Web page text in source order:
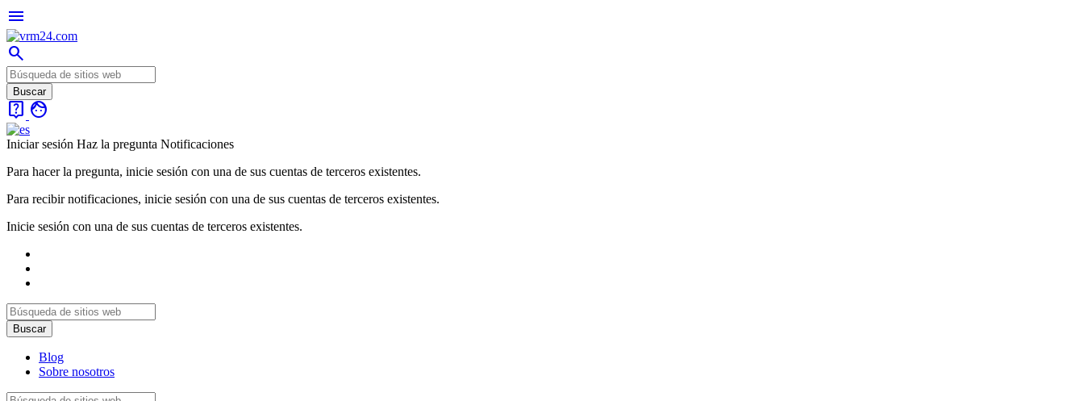
menu
search
live_help face
Iniciar sesión Haz la pregunta Notificaciones
Para hacer la pregunta, inicie sesión con una de sus cuentas de terceros existentes.
Para recibir notificaciones, inicie sesión con una de sus cuentas de terceros existentes.
Inicie sesión con una de sus cuentas de terceros existentes.
Blog
Sobre nosotros